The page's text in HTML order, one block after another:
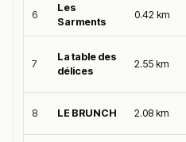
6
Les
Sarments
0.42 km
7
La table des
délices
2.55 km
8 LE BRUNCH 2.08 km